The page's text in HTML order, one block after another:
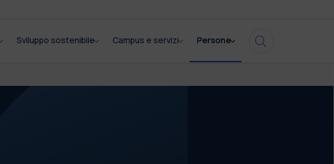
Sviluppo sostenibile Campus e servizi Persone